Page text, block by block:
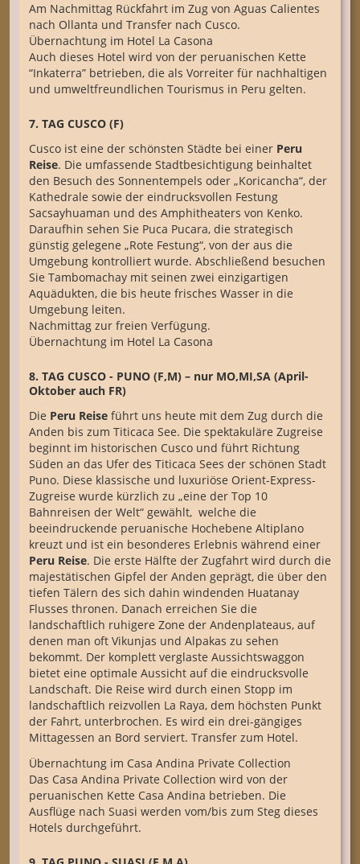
Am Nachmittag Rückfahrt im Zug von Aguas Calientes
nach Ollanta und Transfer nach Cusco.
Übernachtung im Hotel La Casona
Auch dieses Hotel wird von der peruanischen Kette
“Inkaterra” betrieben, die als Vorreiter für nachhaltigen
und umweltfreundlichen Tourismus in Peru gelten.
7. TAG CUSCO (F)
Cusco ist eine der schönsten Städte bei einer Peru
Reise. Die umfassende Stadtbesichtigung beinhaltet
den Besuch des Sonnentempels oder „Koricancha“, der
Kathedrale sowie der eindrucksvollen Festung
Sacsayhuaman und des Amphitheaters von Kenko.
Daraufhin sehen Sie Puca Pucara, die strategisch
günstig gelegene „Rote Festung“, von der aus die
Umgebung kontrolliert wurde. Abschließend besuchen
Sie Tambomachay mit seinen zwei einzigartigen
Aquädukten, die bis heute frisches Wasser in die
Umgebung leiten.
Nachmittag zur freien Verfügung.
Übernachtung im Hotel La Casona
8. TAG CUSCO - PUNO (F,M) – nur MO,MI,SA (April-
Oktober auch FR)
Die Peru Reise führt uns heute mit dem Zug durch die
Anden bis zum Titicaca See. Die spektakuläre Zugreise
beginnt im historischen Cusco und führt Richtung
Süden an das Ufer des Titicaca Sees der schönen Stadt
Puno. Diese klassische und luxuriöse Orient-Express-
Zugreise wurde kürzlich zu „eine der Top 10
Bahnreisen der Welt“ gewählt, welche die
beeindruckende peruanische Hochebene Altiplano
kreuzt und ist ein besonderes Erlebnis während einer
Peru Reise. Die erste Hälfte der Zugfahrt wird durch die
majestätischen Gipfel der Anden geprägt, die über den
tiefen Tälern des sich dahin windenden Huatanay
Flusses thronen. Danach erreichen Sie die
landschaftlich ruhigere Zone der Andenplateaus, auf
denen man oft Vikunjas und Alpakas zu sehen
bekommt. Der komplett verglaste Aussichtswaggon
bietet eine optimale Aussicht auf die eindrucksvolle
Landschaft. Die Reise wird durch einen Stopp im
landschaftlich reizvollen La Raya, dem höchsten Punkt
der Fahrt, unterbrochen. Es wird ein drei-gängiges
Mittagessen an Bord serviert. Transfer zum Hotel.
Übernachtung im Casa Andina Private Collection
Das Casa Andina Private Collection wird von der
peruanischen Kette Casa Andina betrieben. Die
Ausflüge nach Suasi werden vom/bis zum Steg dieses
Hotels durchgeführt.